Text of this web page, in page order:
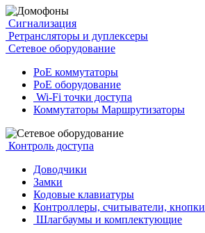
Сигнализация
Ретрансляторы и дуплексеры
Сетевое оборудование
PoE коммутаторы
PoE оборудование
Wi-Fi точки доступа
Коммутаторы Маршрутизаторы
Контроль доступа
Доводчики
Замки
Кодовые клавиатуры
Контроллеры, считыватели, кнопки
Шлагбаумы и комплектующие